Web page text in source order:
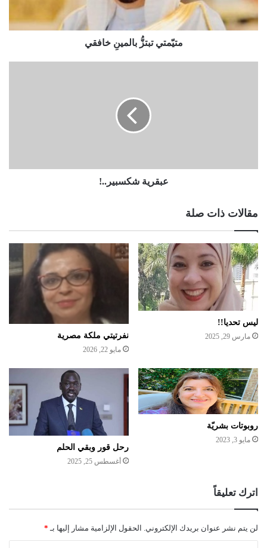
متيّمتي تبتزُّ بالمينِ خافقي
عبقرية شكسبير..!
مقالات ذات صلة
ليس تحديا!!
مارس 29, 2025 نفرتيتي ملكة مصرية
مايو 22, 2026
روبوتات بشريّة
مايو 3, 2023
رحل قور وبقي الحلم
أغسطس 25, 2025
اترك تعليقاً
لن يتم نشر عنوان بريدك الإلكتروني. الحقول الإلزامية مشار إليها بـ *